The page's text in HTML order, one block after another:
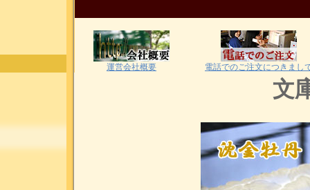
運営会社概要 電話でのご注文につきまし
文